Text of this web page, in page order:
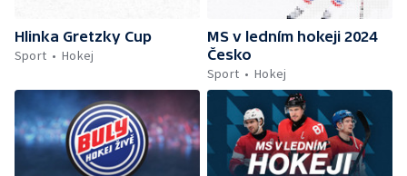
Hlinka Gretzky Cup
Sport
Hokej
MS v ledním hokeji 2024
Česko
Sport
Hokej